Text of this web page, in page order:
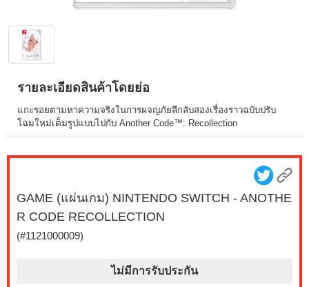
รายละเอียดสินค้าโดยย่อ
แกะรอยตามหาความจริงในการผจญภัยลึกลับสองเรื่องราวฉบับปรับ
โฉมใหม่เต็มรูปแบบไปกับ Another Code™: Recollection
GAME (แผ่นเกม) NINTENDO SWITCH - ANOTHE
R CODE RECOLLECTION
(#1121000009)
ไม่มีการรับประกัน